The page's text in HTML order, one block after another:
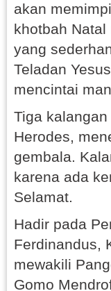
akan
khotbah
yang
Teladan
mencintai
Tiga
Herodes,
gembala.
karena ada
Selamat.
Hadir pada
Ferdinandus,
mewakili
Gomo